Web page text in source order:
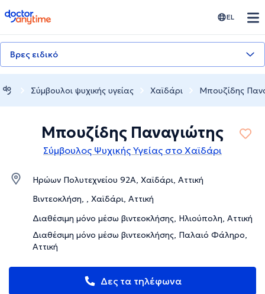
doctoranytime EL
Βρες ειδικό
Σύμβουλοι ψυχικής υγείας Χαϊδάρι Μπουζίδης
Μπουζίδης Παναγιώτης
Σύμβουλος Ψυχικής Υγείας στο Χαϊδάρι
Ηρώων Πολυτεχνείου 92Α, Χαϊδάρι, Αττική
Βιντεοκλήση, , Χαϊδάρι, Αττική
Διαθέσιμη μόνο μέσω βιντεοκλήσης, Ηλιούπολη, Αττική
Διαθέσιμη μόνο μέσω βιντεοκλήσης, Παλαιό Φάληρο,
Αττική
Δες τα τηλέφωνα